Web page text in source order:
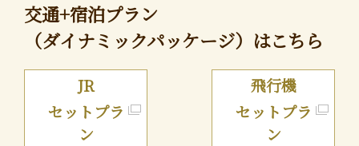
交通+宿泊プラン
（ダイナミックパッケージ）はこちら
JR
セットプラ
ン
飛行機
セットプラ
ン